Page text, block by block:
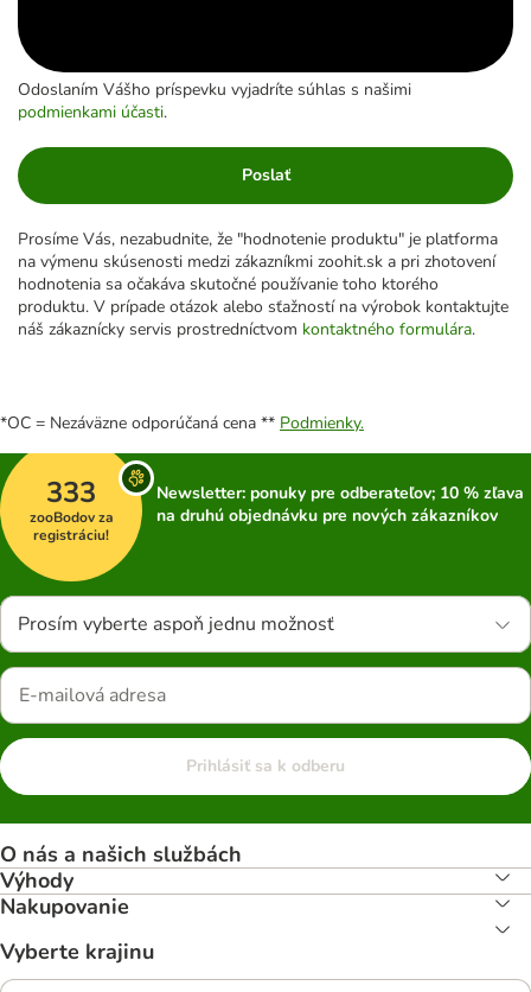
Odoslaním Vášho príspevku vyjadríte súhlas s našimi
podmienkami účasti.
Poslať
Prosíme Vás, nezabudnite, že "hodnotenie produktu" je platforma
na výmenu skúsenosti medzi zákazníkmi zoohit.sk a pri zhotovení
hodnotenia sa očakáva skutočné používanie toho ktorého
produktu. V prípade otázok alebo sťažností na výrobok kontaktujte
náš zákaznícky servis prostredníctvom kontaktného formulára.
*OC = Nezáväzne odporúčaná cena ** Podmienky.
333
zooBodov za
registráciu!
Newsletter: ponuky pre odberateľov; 10 % zľava
na druhú objednávku pre nových zákazníkov
Prosím vyberte aspoň jednu možnosť
Prihlásiť sa k odberu
O nás a našich službách
Výhody
Nakupovanie
Vyberte krajinu